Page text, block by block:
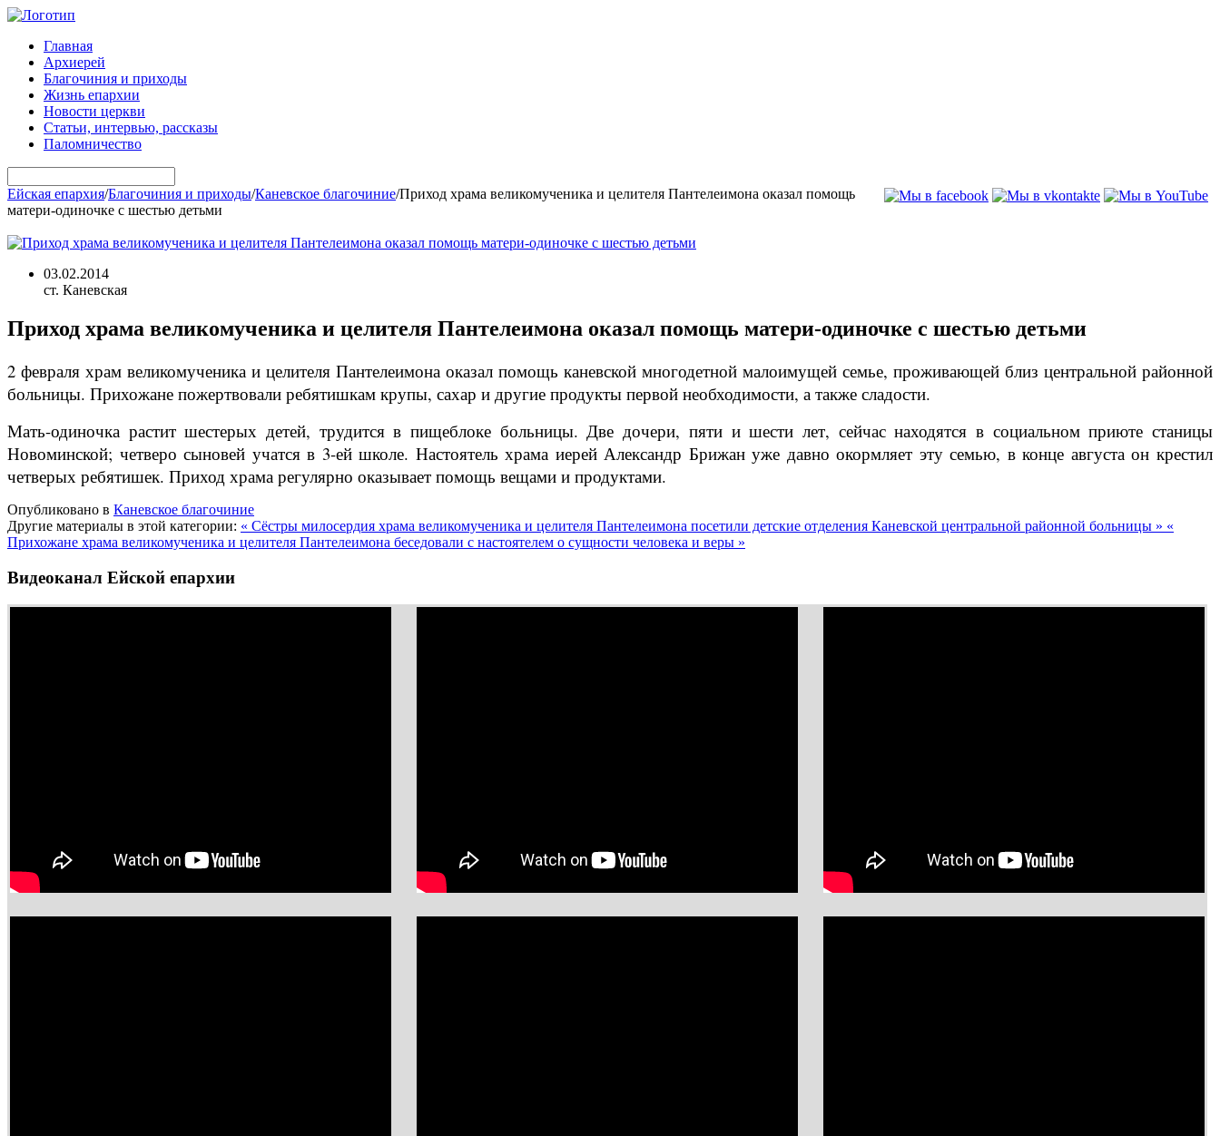
Главная
Архиерей
Благочиния и приходы
Жизнь епархии
Новости церкви
Статьи, интервью, рассказы
Паломничество
Ейская епархия/Благочиния и приходы/Каневское благочиние/Приход храма великомученика и целителя Пантелеимона оказал помощь
матери-одиночке с шестью детьми
03.02.2014
ст. Каневская
Приход храма великомученика и целителя Пантелеимона оказал помощь матери-одиночке с шестью детьми
2 февраля храм великомученика и целителя Пантелеимона оказал помощь каневской многодетной малоимущей семье, проживающей близ центральной районной
больницы. Прихожане пожертвовали ребятишкам крупы, сахар и другие продукты первой необходимости, а также сладости.
Мать-одиночка растит шестерых детей, трудится в пищеблоке больницы. Две дочери, пяти и шести лет, сейчас находятся в социальном приюте станицы
Новоминской; четверо сыновей учатся в 3-ей школе. Настоятель храма иерей Александр Брижан уже давно окормляет эту семью, в конце августа он крестил
четверых ребятишек. Приход храма регулярно оказывает помощь вещами и продуктами.
Опубликовано в Каневское благочиние
Другие материалы в этой категории: « Сёстры милосердия храма великомученика и целителя Пантелеимона посетили детские отделения Каневской центральной районной больницы » «
Прихожане храма великомученика и целителя Пантелеимона беседовали с настоятелем о сущности человека и веры »
Видеоканал Ейской епархии